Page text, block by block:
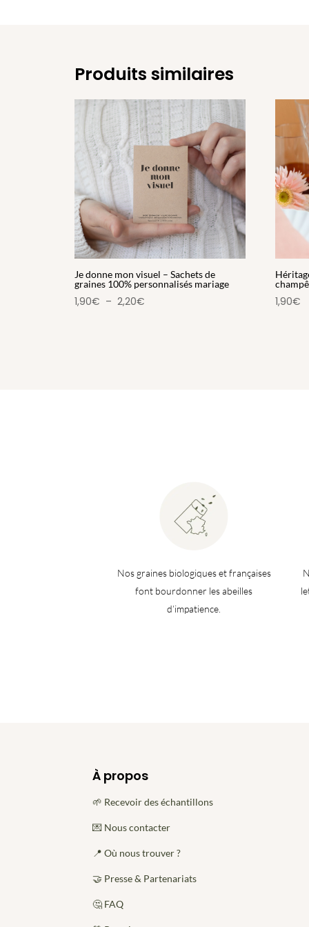
Produits similaires
Je donne mon visuel – Sachets de
graines 100% personnalisés mariage
1,90€ – 2,20€Plage
1,90€
Nos graines biologiques et françaises
font bourdonner les abeilles
d’impatience.
À propos
🌱 Recevoir des échantillons
💌 Nous contacter
📍 Où nous trouver ?
🤝 Presse & Partenariats
🤔 FAQ